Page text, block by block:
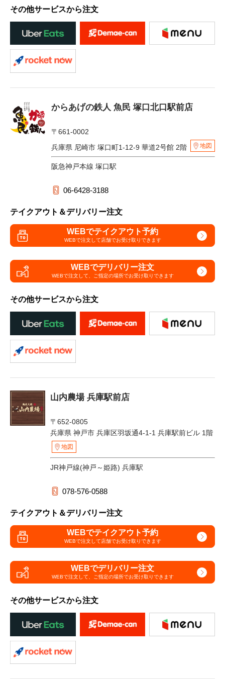
その他サービスから注文
からあげの鉄人 魚民 塚口北口駅前店
〒661-0002
兵庫県 尼崎市 塚口町1-12-9 華道2号館 2階
地図
阪急神戸本線 塚口駅
06-6428-3188
テイクアウト＆デリバリー注文
WEBでテイクアウト予約
WEBで注文して店舗でお受け取りできます
WEBでデリバリー注文
WEBで注文して、 ご指定の場所でお受け取りできます
その他サービスから注文
山内農場 兵庫駅前店
〒652-0805
兵庫県 神戸市 兵庫区羽坂通4-1-1 兵庫駅前ビル 1階
地図
JR神戸線(神戸～姫路) 兵庫駅
078-576-0588
テイクアウト＆デリバリー注文
WEBでテイクアウト予約
WEBで注文して店舗でお受け取りできます
WEBでデリバリー注文
WEBで注文して、 ご指定の場所でお受け取りできます
その他サービスから注文